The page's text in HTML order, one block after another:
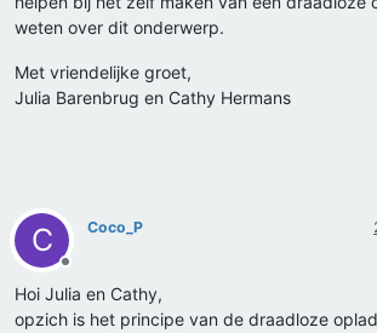
weten over dit onderwerp.
Met vriendelijke groet,
Julia Barenbrug en Cathy Hermans
C
Offline
Coco_P
Hoi Julia en Cathy,
opzich is het principe van de draadloze